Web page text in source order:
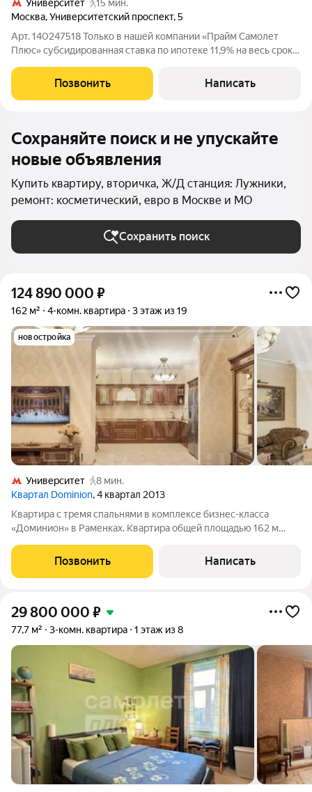
Университет
15 мин.
Москва,Университетский проспект,5
Арт. 140247518 Только в нашей компании «Прайм Самолет
Плюс» субсидированная ставка по ипотеке 11,9% на весь срок!
ипотечного брокера и полное юридическое сопровождение
сделки. Покупая квартиру с нами,
Позвонить Написать
Сохраняйте поиск и не упускайте
новые объявления
Купить квартиру, вторичка, Ж/Д станция: Лужники,
ремонт: косметический, евро в Москве и МО
Сохранить поиск
124 890 000 ₽
162 м² 4-комн. квартира 3 этаж из 19
новостройка
Университет
8 мин.
Квартал Dominion, 4 квартал 2013
Квартира с тремя спальнями в комплексе бизнес-класса
«Доминион» в Раменках. Квартира общей площадью 162 м
оформлен в молочных и бежевых тонах. Потолки украшают,
покрытые позолотой, испанские люстры
Позвонить Написать
29 800 000 ₽
77,7 м² 3-комн. квартира 1 этаж из 8